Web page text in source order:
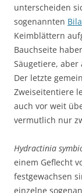
unterscheiden
sogenannten
Keimblättern
Bauchseite
Säugetiere,
Der letzte
Zweiseitentiere
auch vor weit
vermutlich nur
Hydractinia
einem Geflecht
festgewachsen
einzelne